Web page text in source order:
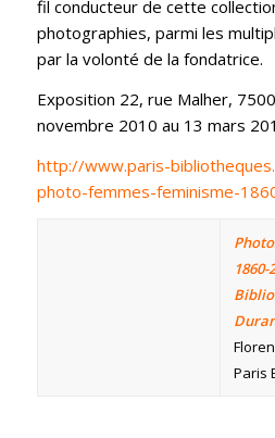
fil conducteur de cette
photographies, parmi les
par la volonté de la fondatrice.
Exposition 22, rue Malher,
novembre 2010 au 13 mars
http://www.paris-
photo-femmes-feminisme-
Paris